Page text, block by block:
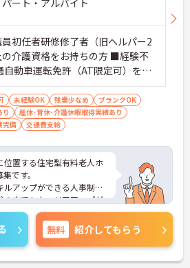
い職場
すい環境です
を目指しやすい職場です♪
初任者研修修了者（旧ヘルパー2
介護資格をお持ちの方 ■経験不
動車運転免許（AT限定可）をお
ば尚可
未経験OK 残業少なめ
ブランクOK
り
産休･育休･介護休暇取得実績あり
完備 交通費支給
位置する住宅型有料老人ホ
です。
アップができる人事制度
の方でもキャリアアップが
身のライフスタイルに合
策ポイントなど、さらに
のでお気軽にご相談くださ
無料 紹介してもらう